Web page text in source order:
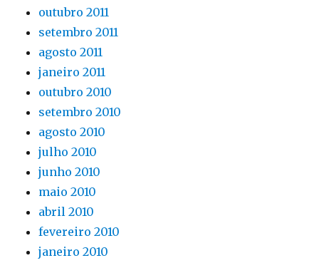
outubro 2011
setembro 2011
agosto 2011
janeiro 2011
outubro 2010
setembro 2010
agosto 2010
julho 2010
junho 2010
maio 2010
abril 2010
fevereiro 2010
janeiro 2010